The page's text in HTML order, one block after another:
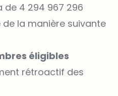
de 4 294 967 296
la manière suivante
éligibles
rétroactif des